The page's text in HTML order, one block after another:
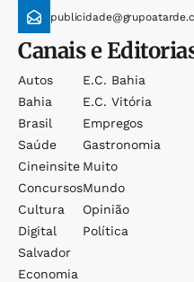
Canais e
Autos
Bahia
Brasil
Saúde
Cineinsite
Concursos
Cultura
Digital
Salvador
Economia
E.c. Bahia
E.c. Vitória
Empregos
Gastronomia
Muito
Mundo
Opinião
Política